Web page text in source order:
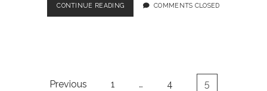
CONTINUE READINGFLYING
CARS
COMMENTS CLOSED
Previous 1 … 4 5